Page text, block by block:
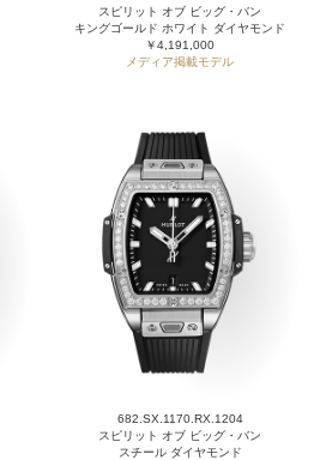
スピリット オブ ビッグ・バン
キングゴールド ホワイト ダイヤモンド
￥4,191,000
メディア掲載モデル
682.SX.1170.RX.1204
スピリット オブ ビッグ・バン
スチール ダイヤモンド